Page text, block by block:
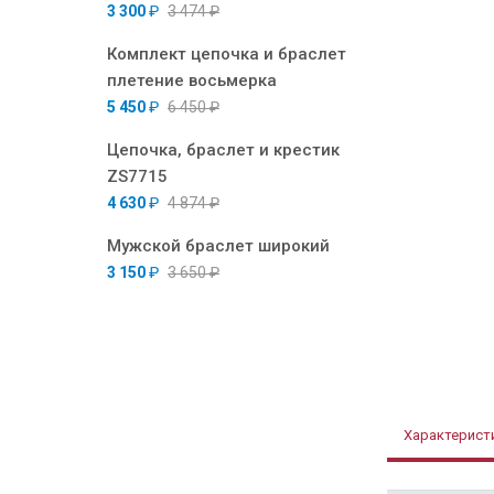
3 300₽ 3 474₽
Комплект цепочка и браслет
плетение восьмерка
5 450₽ 6 450₽
Цепочка, браслет и крестик
ZS7715
4 630₽ 4 874₽
Мужской браслет широкий
3 150₽ 3 650₽